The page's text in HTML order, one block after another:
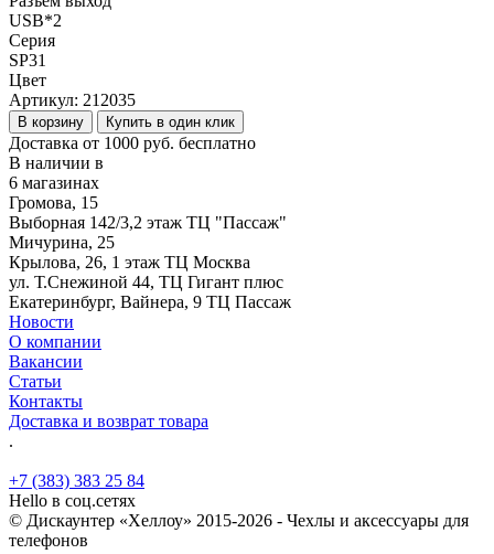
USB*2
Серия
SP31
Цвет
Артикул: 212035
В корзину Купить в один клик
Доставка от 1000 руб. бесплатно
В наличии в
6 магазинах
Громова, 15
Выборная 142/3,2 этаж ТЦ "Пассаж"
Мичурина, 25
Крылова, 26, 1 этаж ТЦ Москва
ул. Т.Снежиной 44, ТЦ Гигант плюс
Екатеринбург, Вайнера, 9 ТЦ Пассаж
Новости
О компании
Вакансии
Статьи
Контакты
Доставка и возврат товара
.
+7 (383) 383 25 84
Hello в соц.сетях
© Дискаунтер «Хеллоу» 2015-2026 - Чехлы и аксессуары для
телефонов